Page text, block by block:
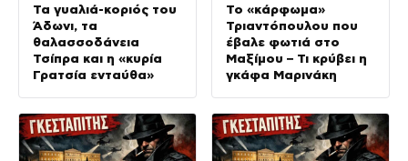
Τα γυαλιά-κοριός του
Άδωνι, τα
θαλασσοδάνεια
Τσίπρα και η «κυρία
Γρατσία ενταύθα»
Το «κάρφωμα»
Τριαντόπουλου που
έβαλε φωτιά στο
Μαξίμου – Τι κρύβει η
γκάφα Μαρινάκη